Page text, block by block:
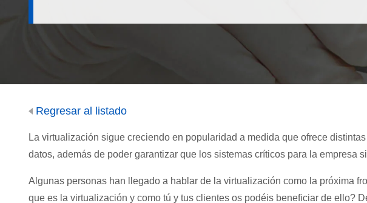
Regresar al listado
La virtualización sigue creciendo en popularidad a medida que ofrece
datos, además de poder garantizar que los sistemas críticos para la empresa
Algunas personas han llegado a hablar de la virtualización como la próxima
que es la virtualización y como tú y tus clientes os podéis beneficiar de ello?